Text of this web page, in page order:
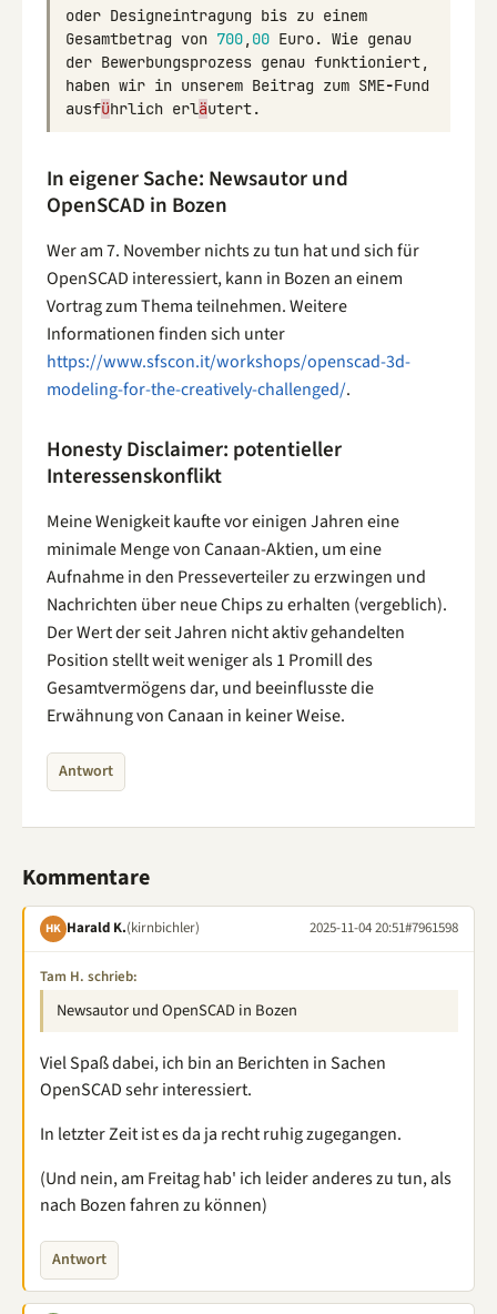
oder Designeintragung bis zu einem
Gesamtbetrag von 700, 00 Euro. Wie genau
der Bewerbungsprozess genau funktioniert,
haben wir in unserem Beitrag zum SME-Fund
ausführlich erläutert.
In eigener Sache: Newsautor und
OpenSCAD in Bozen
Wer am 7. November nichts zu tun hat und sich für
OpenSCAD interessiert, kann in Bozen an einem
Vortrag zum Thema teilnehmen. Weitere
Informationen finden sich unter
https://www.sfscon.it/workshops/openscad-3d-
modeling-for-the-creatively-challenged/.
Honesty Disclaimer: potentieller
Interessenskonflikt
Meine Wenigkeit kaufte vor einigen Jahren eine
minimale Menge von Canaan-Aktien, um eine
Aufnahme in den Presseverteiler zu erzwingen und
Nachrichten über neue Chips zu erhalten (vergeblich).
Der Wert der seit Jahren nicht aktiv gehandelten
Position stellt weit weniger als 1 Promill des
Gesamtvermögens dar, und beeinflusste die
Erwähnung von Canaan in keiner Weise.
Antwort
Kommentare
HK Harald K.(kirnbichler) 2025-11-04 20:51#7961598
Tam H. schrieb:
Newsautor und OpenSCAD in Bozen
Viel Spaß dabei, ich bin an Berichten in Sachen
OpenSCAD sehr interessiert.
In letzter Zeit ist es da ja recht ruhig zugegangen.
(Und nein, am Freitag hab' ich leider anderes zu tun, als
nach Bozen fahren zu können)
Antwort